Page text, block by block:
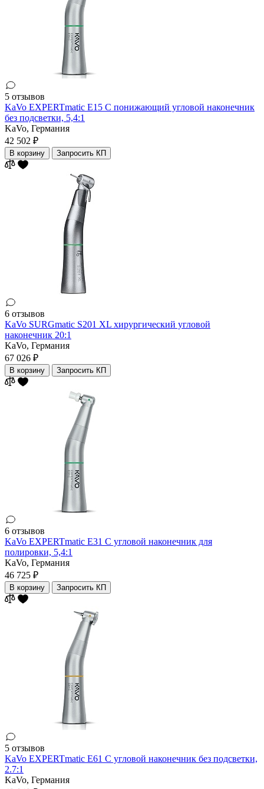
5 отзывов
KaVo EXPERTmatic E15 C понижающий угловой наконечник
без подсветки, 5,4:1
KaVo, Германия
42 502 ₽
В корзину Запросить КП
6 отзывов
KaVo SURGmatic S201 XL хирургический угловой
наконечник 20:1
KaVo, Германия
67 026 ₽
В корзину Запросить КП
6 отзывов
KaVo EXPERTmatic E31 C угловой наконечник для
полировки, 5,4:1
KaVo, Германия
46 725 ₽
В корзину Запросить КП
5 отзывов
KaVo EXPERTmatic E61 C угловой наконечник без подсветки,
2.7:1
KaVo, Германия